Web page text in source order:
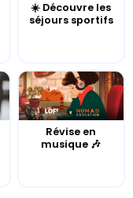
☀️ Découvre les
séjours sportifs
Révise en
musique 🎶